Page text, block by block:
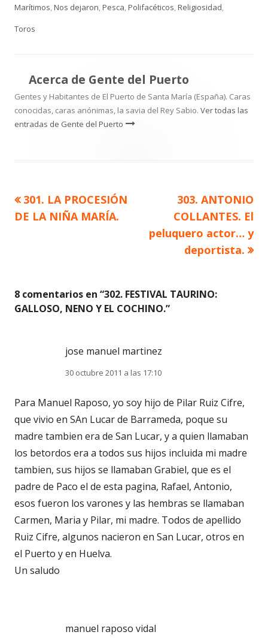
Marítimos,Nos dejaron,Pesca,Polifacéticos,Religiosidad,
Toros
Acerca de Gente del Puerto
Gentes y Habitantes de El Puerto de Santa María (España). Caras
conocidas, caras anónimas, la savia del Rey Sabio. Ver todas las
entradas de Gente del Puerto
Navegación
Artículo
anterior
301. LA PROCESIÓN
DE LA NIÑA MARÍA.
Artículo
siguiente
303. ANTONIO
COLLANTES. El
peluquero actor… y
deportista.
8 comentarios en “302. FESTIVAL TAURINO:
GALLOSO, NENO Y EL COCHINO.”
jose manuel martinez
30 octubre 2011 a las 17:10
Para Manuel Raposo, yo soy hijo de Pilar Ruiz Cifre,
que vivio en SAn Lucar de Barrameda, poque su
madre tambien era de San Lucar, y a quien llamaban
los betordos era a todos sus hijos incluida mi madre
tambien, sus hijos se llamaban Grabiel, que es el
padre de Paco el de esta pagina, Rafael, Antonio,
esos fueron los varones y las hembras se llamaban
Carmen, Maria y Pilar, mi madre. Todos de apellido
Ruiz Cifre, algunos nacieron en San Lucar, otros en
el Puerto y en Huelva.
Un saludo
manuel raposo vidal